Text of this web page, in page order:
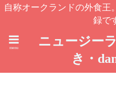
自称オークランドの外食王
録で
ニュージー
き・
menu